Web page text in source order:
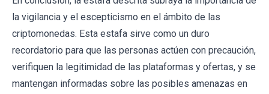
la vigilancia y el escepticismo en el ámbito de las
criptomonedas. Esta estafa sirve como un duro
recordatorio para que las personas actúen con precaución,
verifiquen la legitimidad de las plataformas y ofertas, y se
mantengan informadas sobre las posibles amenazas en